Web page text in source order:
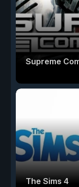
Supreme
The Sims 4